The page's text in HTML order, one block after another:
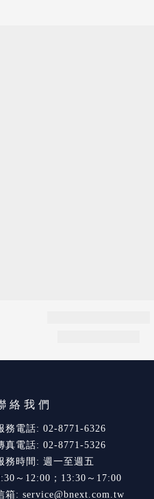
絡我們
務電話: 02-8771-6326
真電話: 02-8771-5326
務時間: 週一至週五
～12:00；13:30～17:00
箱: service@bnext.com.tw